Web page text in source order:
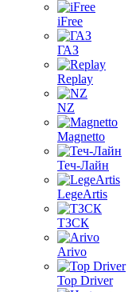
iFree
ГАЗ
Replay
NZ
Magnetto
Теч-Лайн
LegeArtis
ТЗСК
Arivo
Top Driver